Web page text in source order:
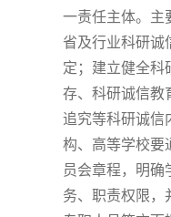
一责任主体。主
省及行业科研诚
定；建立健全科
存、科研诚信教
追究等科研诚信
构、高等学校要
员会章程，明确
务、职责权限，